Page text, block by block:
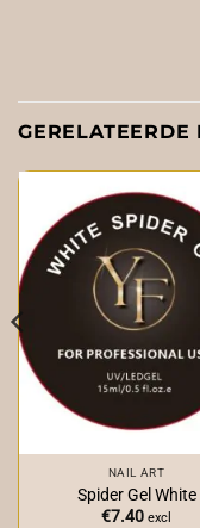
GERELATEERDE
NAIL ART
Spider Gel White
€7.40 excl